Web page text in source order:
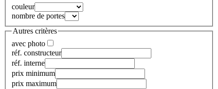
couleur
nombre de portes
Autres critères
avec photo
réf. constructeur
réf. interne
prix minimum
prix maximum